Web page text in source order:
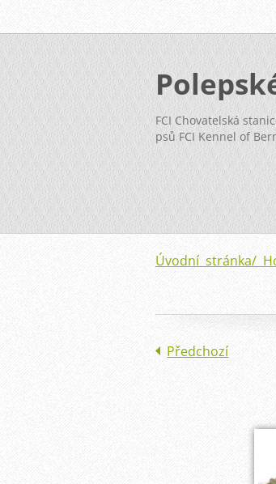
FCI Chovatelská
psů FCI Kennel of
Úvodní stránka/
Předchozí